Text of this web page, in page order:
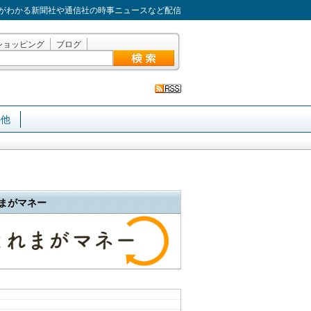
わかる新聞社や通信社の時事ニュースなど配信
ョッピング ブログ
がマネー